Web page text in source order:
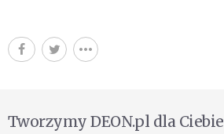
Tworzymy DEON.pl dla Ciebie